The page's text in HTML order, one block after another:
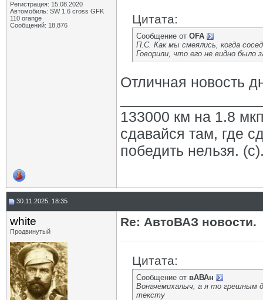
Регистрация: 15.08.2020
Автомобиль: SW 1.6 cross GFK
110 orange
Сообщений: 18,876
Цитата:
Сообщение от OFA
П.С. Как мы смеялись, когда
Говорили, что его не видно было
Отличная новость
133000 км на 1.8
сдавайся там, где
победить нельзя.
30.11.2025, 18:35
white
Продвинутый
Re: АвтоВАЗ новости.
Цитата:
Сообщение от вАВАн
Воначемихалыч, а я то грешным
тексту